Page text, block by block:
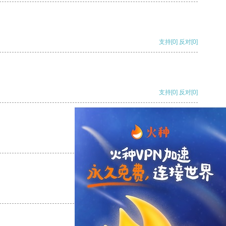
支持[0] 反对[0]
支持[0] 反对[0]
反对